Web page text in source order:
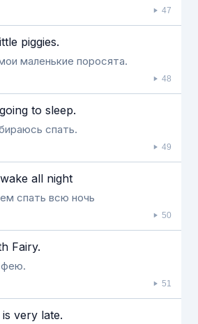
47
piggies.
маленькие поросята.
48
to sleep.
спать.
49
all night
спать всю ночь
50
Fairy.
фею.
51
very late.